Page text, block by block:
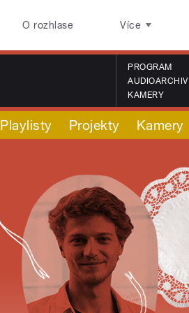
O rozhlase Více
PROGRAM
AUDIOARCHIV
KAMERY
Playlisty Projekty Kamery